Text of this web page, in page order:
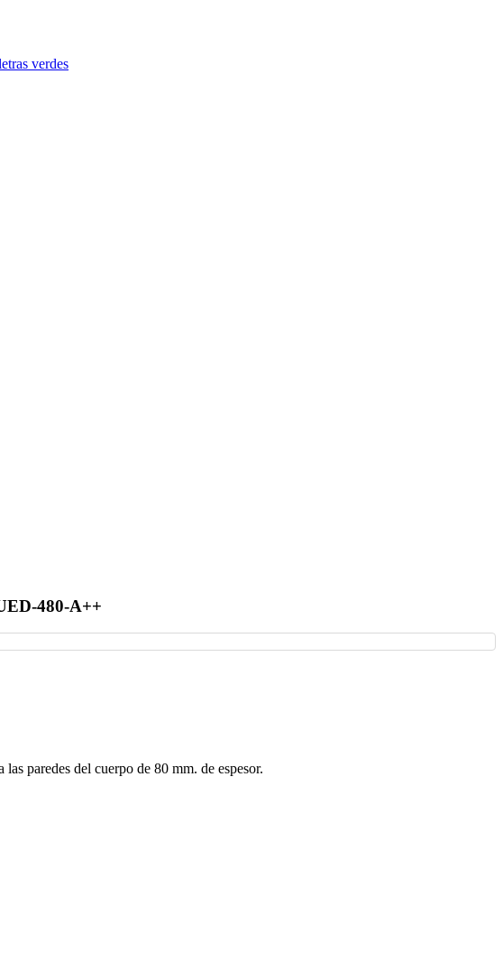
480-A++
paredes del cuerpo de 80 mm. de espesor.